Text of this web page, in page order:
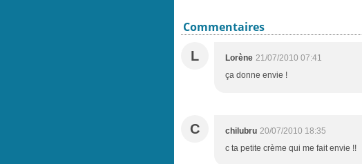
Commentaires
L
Lorène 21/07/2010 07:41
ça donne envie !
C chilubru 20/07/2010 18:35
c ta petite crème qui me fait envie !!